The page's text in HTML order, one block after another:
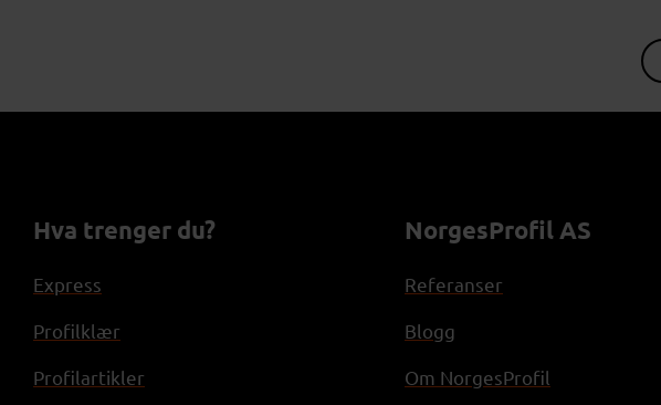
Hva trenger du?
Express
Profilklær
Profilartikler
NorgesProfil AS
Referanser
Blogg
Om NorgesProfil